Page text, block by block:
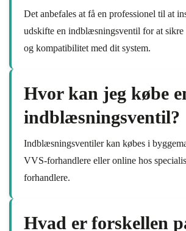
Det anbefales at få en professionel til at
udskifte en indblæsningsventil for at
og kompatibilitet med dit system.
Hvor kan jeg købe
indblæsningsventil?
Indblæsningsventiler kan købes i
VVS-forhandlere eller online hos
forhandlere.
Hvad er forskellen